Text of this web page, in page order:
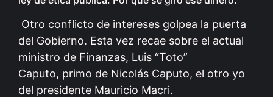
Otro conflicto de intereses golpea la puerta
del Gobierno. Esta vez recae sobre el actual
ministro de Finanzas, Luis “Toto”
Caputo, primo de Nicolás Caputo, el otro yo
del presidente Mauricio Macri.